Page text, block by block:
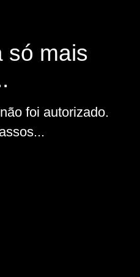
só mais
foi autorizado.